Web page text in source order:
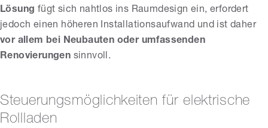
Lösung fügt sich nahtlos ins Raumdesign ein, erfordert
jedoch einen höheren Installationsaufwand und ist daher
vor allem bei Neubauten oder umfassenden
Renovierungen sinnvoll.
Steuerungsmöglichkeiten für elektrische
Rollladen